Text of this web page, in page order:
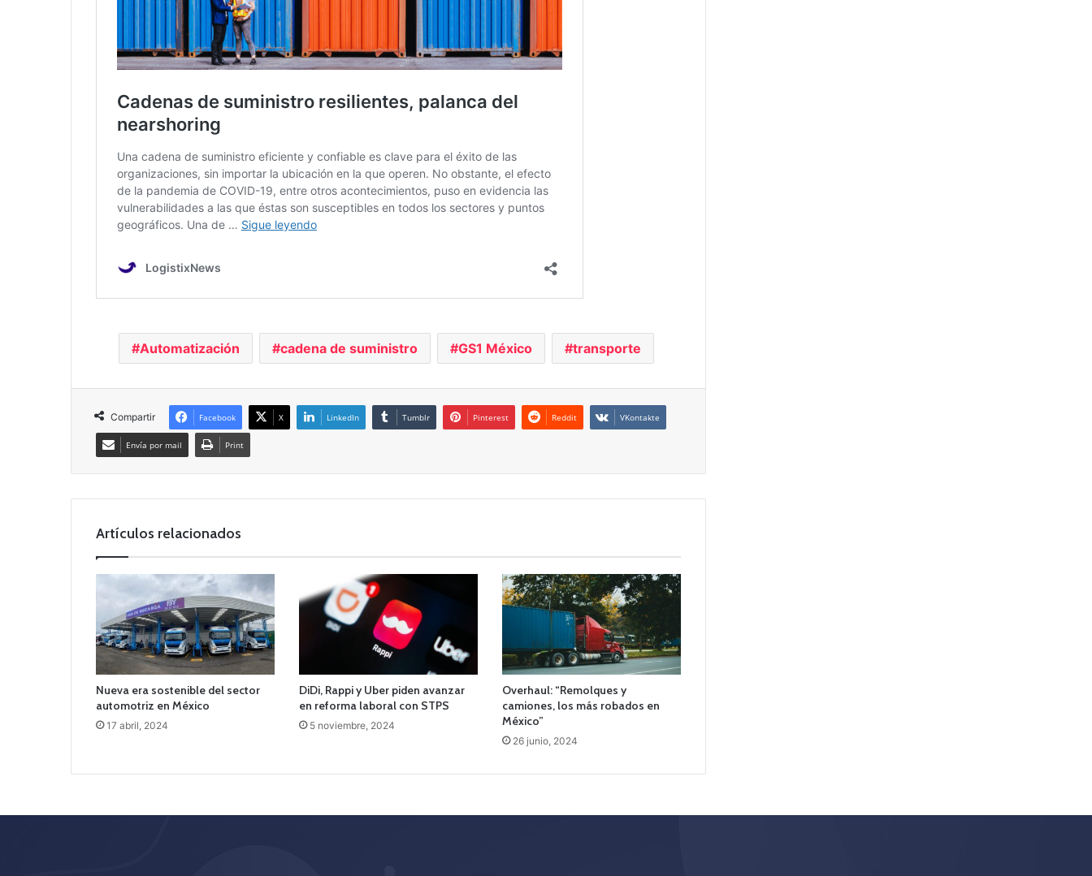
Automatización cadena de suministro GS1 México transporte
Compartir Facebook X LinkedIn Tumblr Pinterest Reddit VKontakte
Envía por mail Print
Artículos relacionados
Nueva era sostenible del sector
automotriz en México
17 abril, 2024
DiDi, Rappi y Uber piden avanzar
en reforma laboral con STPS
5 noviembre, 2024
Overhaul: “Remolques y
camiones, los más robados en
México”
26 junio, 2024